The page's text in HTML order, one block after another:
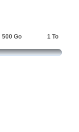
500 Go 1 To